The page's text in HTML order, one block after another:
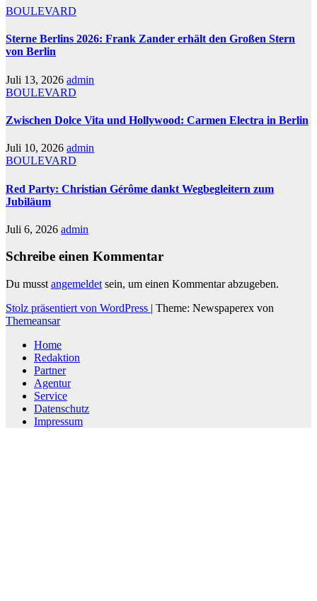
BOULEVARD
Sterne Berlins 2026: Frank Zander erhält den Großen Stern
von Berlin
Juli 13, 2026 admin
BOULEVARD
Zwischen Dolce Vita und Hollywood: Carmen Electra in Berlin
Juli 10, 2026 admin
BOULEVARD
Red Party: Christian Gérôme dankt Wegbegleitern zum
Jubiläum
Juli 6, 2026 admin
Schreibe einen Kommentar
Du musst angemeldet sein, um einen Kommentar abzugeben.
Stolz präsentiert von WordPress | Theme: Newspaperex von
Themeansar
Home
Redaktion
Partner
Agentur
Service
Datenschutz
Impressum